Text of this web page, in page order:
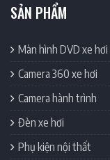
SẢN PHẨM
Màn hình DVD xe hơi
Camera 360 xe hơi
Camera hành trình
Đèn xe hơi
Phụ kiện nội thất